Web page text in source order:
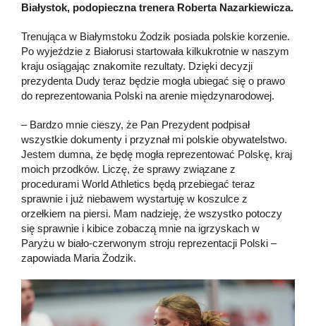
Białystok, podopieczna trenera Roberta Nazarkiewicza.
Trenująca w Białymstoku Żodzik posiada polskie korzenie.
Po wyjeździe z Białorusi startowała kilkukrotnie w naszym
kraju osiągając znakomite rezultaty. Dzięki decyzji
prezydenta Dudy teraz będzie mogła ubiegać się o prawo
do reprezentowania Polski na arenie międzynarodowej.
– Bardzo mnie cieszy, że Pan Prezydent podpisał
wszystkie dokumenty i przyznał mi polskie obywatelstwo.
Jestem dumna, że będę mogła reprezentować Polskę, kraj
moich przodków. Liczę, że sprawy związane z
procedurami World Athletics będą przebiegać teraz
sprawnie i już niebawem wystartuję w koszulce z
orzełkiem na piersi. Mam nadzieję, że wszystko potoczy
się sprawnie i kibice zobaczą mnie na igrzyskach w
Paryżu w biało-czerwonym stroju reprezentacji Polski –
zapowiada Maria Żodzik.